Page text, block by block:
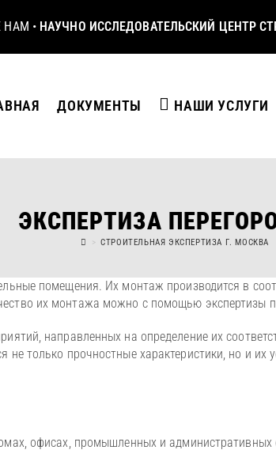
НАМ • НАУЧНО ИССЛЕДОВАТЕЛЬСКИЙ ЦЕНТР
ДОКУМЕНТЫ НАШИ УСЛУГИ
ЭКСПЕРТИЗА
> СТРОИТЕЛЬНАЯ ЭКСПЕРТИЗА Г. МОСКВА
помещения. Их монтаж производится в
их монтажа можно с помощью экспертизы
направленных на определение их
только прочностные характеристики, но и их
офисах, промышленных и административных